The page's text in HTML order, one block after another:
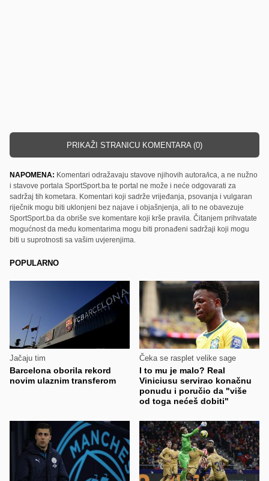
PRIKAŽI STRANICU KOMENTARA (0)
NAPOMENA: Komentari odražavaju stavove njihovih autora/ica, a ne nužno
i stavove portala SportSport.ba te portal ne može i neće odgovarati za
sadržaj tih kometara. Komentari koji sadrže vrijeđanja, psovanja i vulgaran
riječnik mogu biti uklonjeni bez najave i objašnjenja, ali to ne obavezuje
SportSport.ba da obriše sve komentare koji krše pravila. Čitanjem prihvatate
mogućnost da među komentarima mogu biti pronađeni sadržaji koji mogu
biti u suprotnosti sa vašim uvjerenjima.
POPULARNO
Jačaju tim
Barcelona oborila rekord
novim ulaznim transferom
Čeka se rasplet velike sage
I to mu je malo? Real
Viniciusu servirao konačnu
ponudu i poručio da "više
od toga nećeš dobiti"